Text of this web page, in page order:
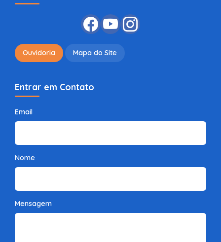
Ouvidoria Mapa do Site
Entrar em Contato
Email
Nome
Mensagem